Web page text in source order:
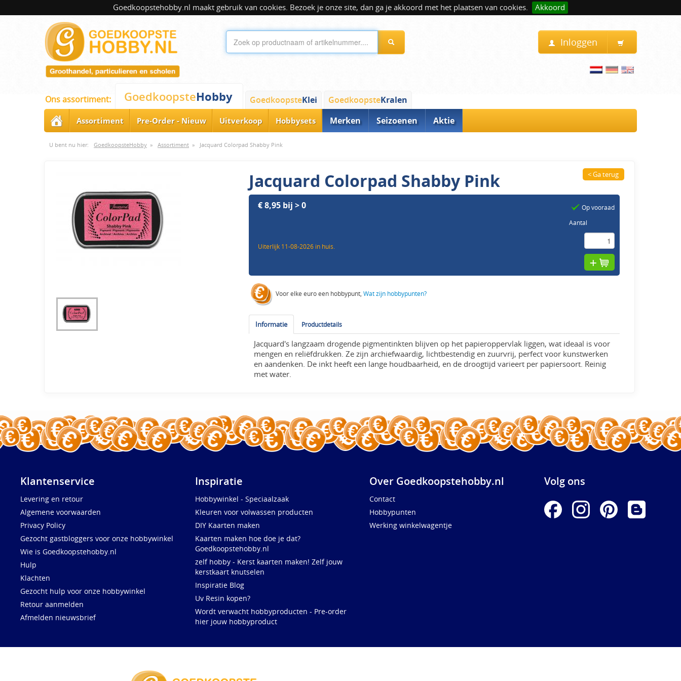
Goedkoopstehobby.nl maakt gebruik van cookies. Bezoek je onze site, dan ga je akkoord met het plaatsen van cookies. Akkoord
Inloggen
Ons assortiment: GoedkoopsteHobby GoedkoopsteKlei GoedkoopsteKralen
Assortiment Pre-Order - Nieuw Uitverkoop Hobbysets Merken Seizoenen Aktie
U bent nu hier: GoedkoopsteHobby » Assortiment » Jacquard Colorpad Shabby Pink
Jacquard Colorpad Shabby Pink < Ga terug
€ 8,95 bij > 0
Uiterlijk 11-08-2026 in huis.
Op vooraad
Aantal
Voor elke euro een hobbypunt,Wat zijn hobbypunten?
Informatie Productdetails
Jacquard's langzaam drogende pigmentinkten blijven op het papieroppervlak liggen, wat ideaal is voor
mengen en reliëfdrukken. Ze zijn archiefwaardig, lichtbestendig en zuurvrij, perfect voor kunstwerken
en aandenken. De inkt heeft een lange houdbaarheid, en de droogtijd varieert per papiersoort. Reinig
met water.
Klantenservice
Levering en retour
Algemene voorwaarden
Privacy Policy
Gezocht gastbloggers voor onze hobbywinkel
Wie is Goedkoopstehobby.nl
Hulp
Klachten
Gezocht hulp voor onze hobbywinkel
Retour aanmelden
Afmelden nieuwsbrief
Inspiratie
Hobbywinkel - Speciaalzaak
Kleuren voor volwassen producten
DIY Kaarten maken
Kaarten maken hoe doe je dat?
Goedkoopstehobby.nl
zelf hobby - Kerst kaarten maken! Zelf jouw
kerstkaart knutselen
Inspiratie Blog
Uv Resin kopen?
Wordt verwacht hobbyproducten - Pre-order
hier jouw hobbyproduct
Over Goedkoopstehobby.nl
Contact
Hobbypunten
Werking winkelwagentje
Volg ons